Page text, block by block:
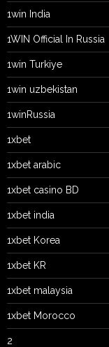
1win India
1WIN Official In Russia
1win Turkiye
1win uzbekistan
1winRussia
1xbet
1xbet arabic
1xbet casino BD
1xbet india
1xbet Korea
1xbet KR
1xbet malaysia
1xbet Morocco
2